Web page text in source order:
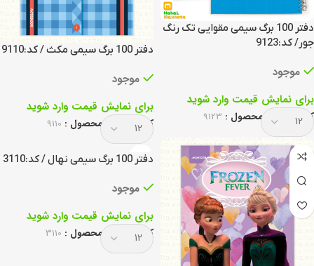
دفتر 100 برگ سیمی مقوایی تک رنگ
جور/ کد:9123
موجود
برای نمایش قیمت وارد شوید
کد انحصاری محصول : 9123
دفتر 100 برگ سیمی مکث / کد:9110
موجود
برای نمایش قیمت وارد شوید
کد انحصاری محصول : 9110
دفتر 100 برگ سیمی نهال / کد:3110
موجود
برای نمایش قیمت وارد شوید
کد انحصاری محصول : 3110